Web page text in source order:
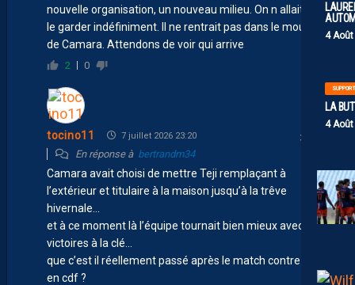
4
LA
4
nouvelle organisation, un nouveau milieu. On n allait pas
le garder indéfiniment. Il ne rentrait pas dans le moule
de Camara. Attendons de voir qui arrive
2 0
tocino11 7 juillet 2026 23:20
En réponse à bertrandm34
Camara avait choisi de mettre Teji remplaçant à
l’extérieur et titulaire à la maison jusqu’à la trêve
hivernale…
et à ce moment là l’équipe tournait bien mieux avec des
victoires à la clé…
que c’est il réellement passé après le match contre Nice
en cdf ?